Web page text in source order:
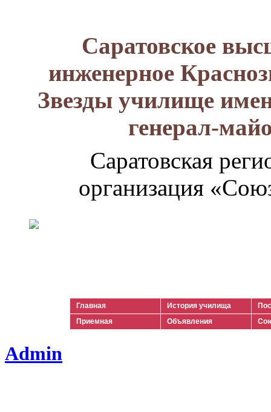
Саратовское
инженерное
Звезды училище
генерал-
Саратовская
организация
Главная История училища
Приемная
Объявления
Admin